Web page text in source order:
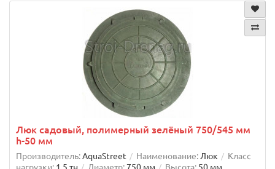
Люк садовый, полимерный зелёный 750/545 мм
h-50 мм
Производитель:AquaStreet Наименование: Люк
Класс